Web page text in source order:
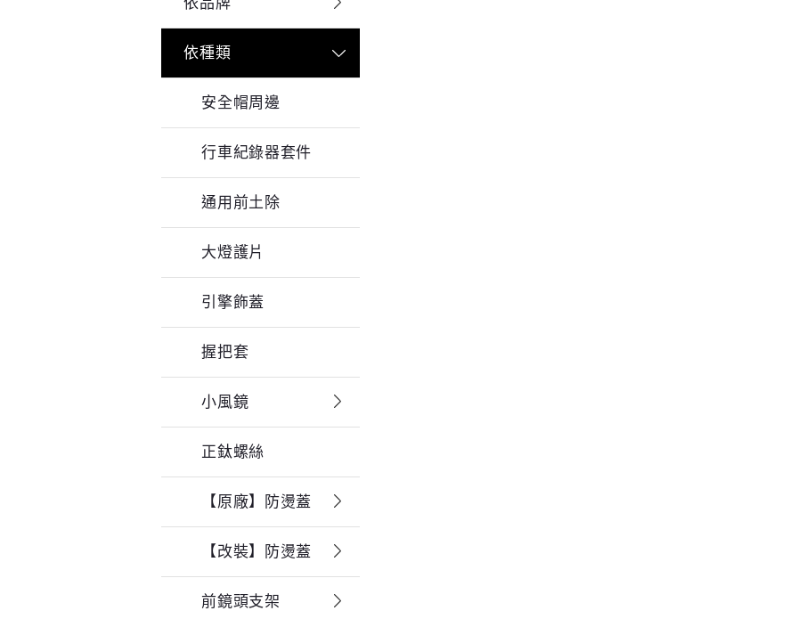
依品牌
依種類
安全帽周邊
行車紀錄器套件
通用前土除
大燈護片
引擎飾蓋
握把套
小風鏡
正鈦螺絲
【原廠】防燙蓋
【改裝】防燙蓋
前鏡頭支架